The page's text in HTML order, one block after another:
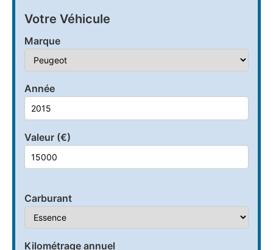
Votre Véhicule
Marque
Année
Valeur (€)
Carburant
Kilométrage annuel